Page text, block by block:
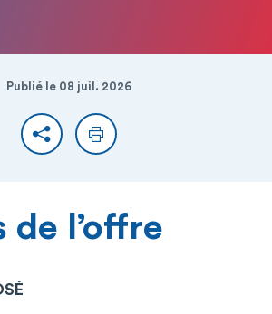
Publié le 08 juil. 2026
PartagerImprimer
de l’offre